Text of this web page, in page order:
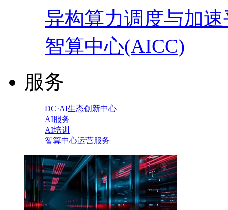
异构算力调度与加
智算中心(AICC)
服务
DC·AI生态创新中心
AI服务
AI培训
智算中心运营服务